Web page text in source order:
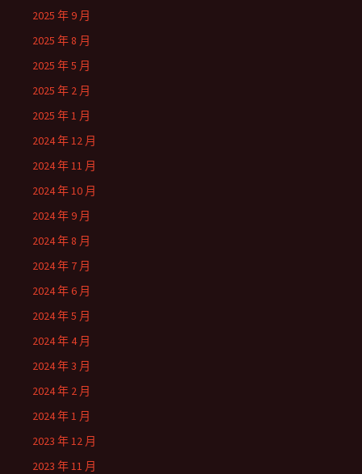
2025 年 9 月
2025 年 8 月
2025 年 5 月
2025 年 2 月
2025 年 1 月
2024 年 12 月
2024 年 11 月
2024 年 10 月
2024 年 9 月
2024 年 8 月
2024 年 7 月
2024 年 6 月
2024 年 5 月
2024 年 4 月
2024 年 3 月
2024 年 2 月
2024 年 1 月
2023 年 12 月
2023 年 11 月